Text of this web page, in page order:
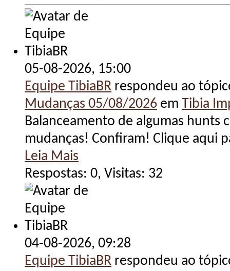
05-08-2026, 15:00
Equipe TibiaBR respondeu ao
Mudanças 05/08/2026 em Tibia
Balanceamento de algumas hunts
mudanças! Confiram! Clique aqui
Leia Mais
Respostas: 0, Visitas: 32
04-08-2026, 09:28
Equipe TibiaBR respondeu ao